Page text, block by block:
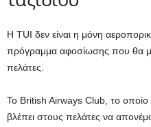
Η TUI δεν είναι η μόνη
πρόγραμμα αφοσίωσης που θα
πελάτες.
Το British Airways Club, το οποίο
βλέπει στους πελάτες να